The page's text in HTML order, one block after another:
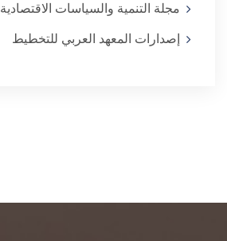
مجلة التنمية والسياسات الاقتصادية
إصدارات المعهد العربي للتخطيط